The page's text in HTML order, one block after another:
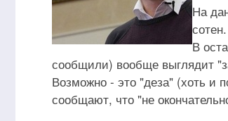
На
сотен.
В
сообщили) вообще выглядит
Возможно - это "деза" (хоть и
сообщают, что "не